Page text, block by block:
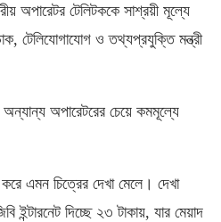
অপারেটর টেলিটককে সাশ্রয়ী মূল্যে
ডাক, টেলিযোগাযোগ ও তথ্যপ্রযুক্তি মন্ত্রী
অন্যান্য অপারেটরের চেয়ে কমমূল্যে
এমন চিত্রের দেখা মেলে। দেখা
ইন্টারনেট দিচ্ছে ২৩ টাকায়, যার মেয়াদ